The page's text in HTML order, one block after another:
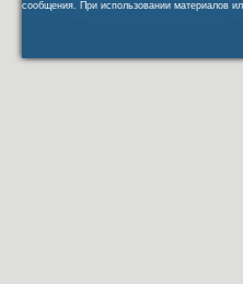
сообщения. При использовании материалов